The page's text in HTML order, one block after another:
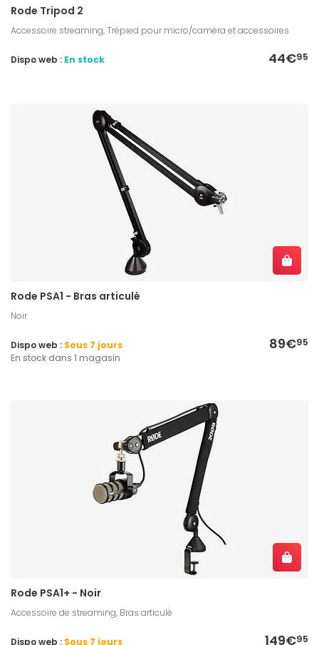
Rode Tripod 2
Accessoire streaming, Trépied pour micro/caméra et accessoires
44€95
Dispo web : En stock
Rode PSA1 - Bras articulé
Noir
89€95
Dispo web : Sous 7 jours
En stock dans 1 magasin
Rode PSA1+ - Noir
Accessoire de streaming, Bras articulé
149€95
Dispo web : Sous 7 jours